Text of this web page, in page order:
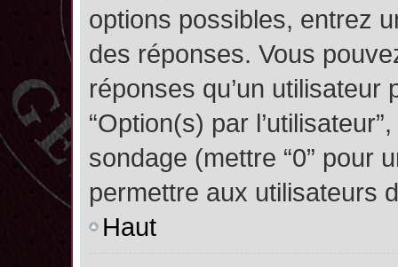
options possibles, entrez
des réponses. Vous
réponses qu’un
“Option(s) par
sondage (mettre “0” pour
permettre aux utilisateurs
Haut